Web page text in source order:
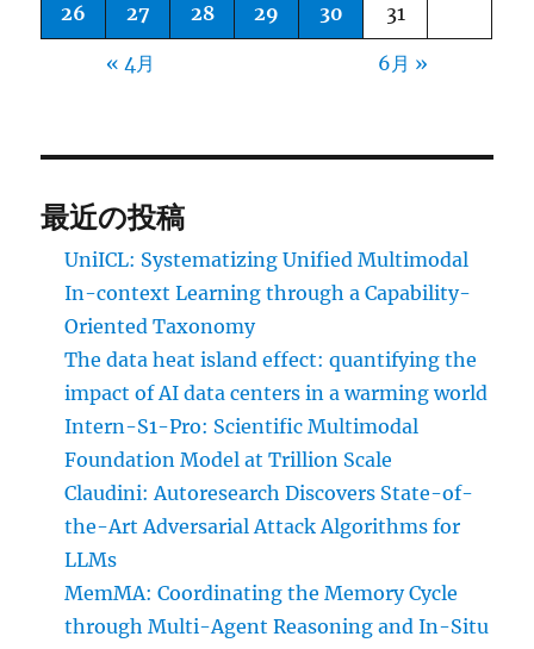
26 27 28 29 30 31
« 4月 6月 »
最近の投稿
UniICL: Systematizing Unified Multimodal
In-context Learning through a Capability-
Oriented Taxonomy
The data heat island effect: quantifying the
impact of AI data centers in a warming world
Intern-S1-Pro: Scientific Multimodal
Foundation Model at Trillion Scale
Claudini: Autoresearch Discovers State-of-
the-Art Adversarial Attack Algorithms for
LLMs
MemMA: Coordinating the Memory Cycle
through Multi-Agent Reasoning and In-Situ